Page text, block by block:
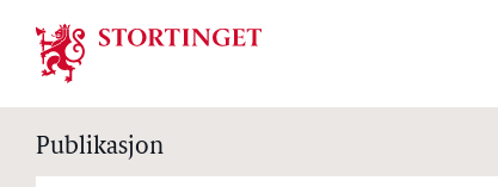
Stortinget.no
Publikasjon